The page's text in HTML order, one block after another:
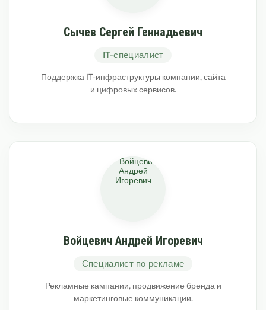
Сычев Сергей Геннадьевич
IT-специалист
Поддержка IT-инфраструктуры компании, сайта
и цифровых сервисов.
Войцевич Андрей Игоревич
Специалист по рекламе
Рекламные кампании, продвижение бренда и
маркетинговые коммуникации.